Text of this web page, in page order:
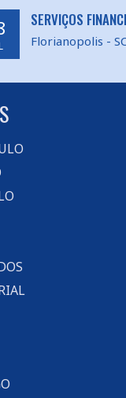
SERVIÇOS
Florianopolis -